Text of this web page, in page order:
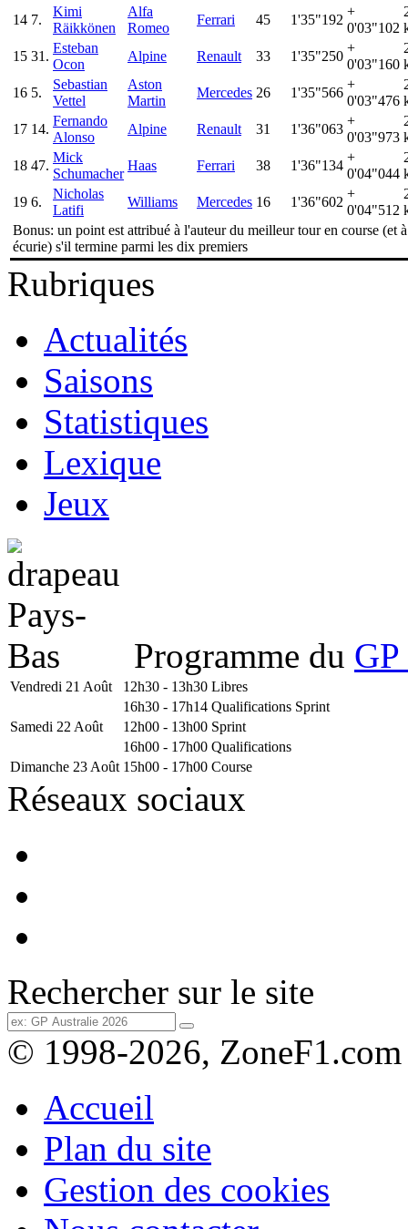
14 7.
Kimi
Räikkönen
Alfa
Romeo
Ferrari 45 1'35"192
+
0'03"102
15 31.
Esteban
Ocon
Alpine Renault 33 1'35"250
+
0'03"160
16 5.
Sebastian
Vettel
Aston
Martin
Mercedes 26 1'35"566
+
0'03"476
17 14.
Fernando
Alonso
Alpine Renault 31 1'36"063
+
0'03"973
18 47.
Mick
Schumacher
Haas Ferrari 38 1'36"134
+
0'04"044
19 6.
Nicholas
Latifi
Williams Mercedes 16 1'36"602
+
0'04"512
Bonus: un point est attribué à l'auteur du meilleur tour en course (et
écurie) s'il termine parmi les dix premiers
Rubriques
Actualités
Saisons
Statistiques
Lexique
Jeux
Programme du
Vendredi 21 Août 12h30 - 13h30 Libres
16h30 - 17h14 Qualifications Sprint
Samedi 22 Août
12h00 - 13h00 Sprint
16h00 - 17h00 Qualifications
Dimanche 23 Août 15h00 - 17h00 Course
Réseaux sociaux
Rechercher sur le site
© 1998-2026, ZoneF1.com
Accueil
Plan du site
Gestion des cookies